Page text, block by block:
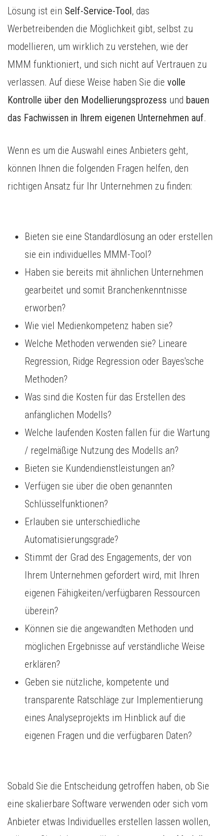
Lösung ist ein Self-Service-Tool, das
Werbetreibenden die Möglichkeit gibt, selbst zu
modellieren, um wirklich zu verstehen, wie der
MMM funktioniert, und sich nicht auf Vertrauen zu
verlassen. Auf diese Weise haben Sie die volle
Kontrolle über den Modellierungsprozess und bauen
das Fachwissen in Ihrem eigenen Unternehmen auf.
Wenn es um die Auswahl eines Anbieters geht,
können Ihnen die folgenden Fragen helfen, den
richtigen Ansatz für Ihr Unternehmen zu finden:
Bieten sie eine Standardlösung an oder erstellen
sie ein individuelles MMM-Tool?
Haben sie bereits mit ähnlichen Unternehmen
gearbeitet und somit Branchenkenntnisse
erworben?
Wie viel Medienkompetenz haben sie?
Welche Methoden verwenden sie? Lineare
Regression, Ridge Regression oder Bayes'sche
Methoden?
Was sind die Kosten für das Erstellen des
anfänglichen Modells?
Welche laufenden Kosten fallen für die Wartung
/ regelmäßige Nutzung des Modells an?
Bieten sie Kundendienstleistungen an?
Verfügen sie über die oben genannten
Schlüsselfunktionen?
Erlauben sie unterschiedliche
Automatisierungsgrade?
Stimmt der Grad des Engagements, der von
Ihrem Unternehmen gefordert wird, mit Ihren
eigenen Fähigkeiten/verfügbaren Ressourcen
überein?
Können sie die angewandten Methoden und
möglichen Ergebnisse auf verständliche Weise
erklären?
Geben sie nützliche, kompetente und
transparente Ratschläge zur Implementierung
eines Analyseprojekts im Hinblick auf die
eigenen Fragen und die verfügbaren Daten?
Sobald Sie die Entscheidung getroffen haben, ob Sie
eine skalierbare Software verwenden oder sich vom
Anbieter etwas Individuelles erstellen lassen wollen,